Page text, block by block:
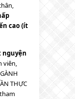
cao (ít
nguyện
viên,
THỰC